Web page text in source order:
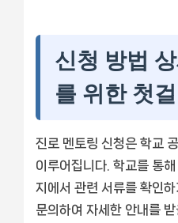
신청 방법
를 위한 첫
진로 멘토링 신청은 학교
이루어집니다. 학교를 통
지에서 관련 서류를 확인
문의하여 자세한 안내를